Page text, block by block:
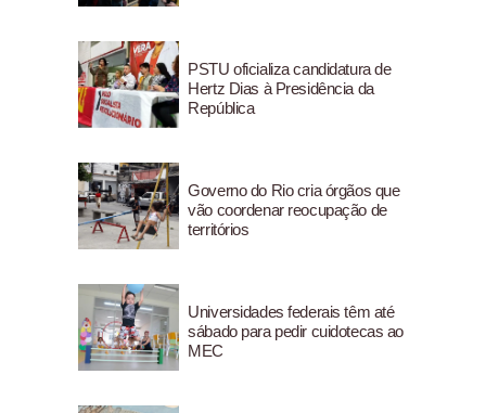
PSTU oficializa candidatura de
Hertz Dias à Presidência da
República
Governo do Rio cria órgãos que
vão coordenar reocupação de
territórios
Universidades federais têm até
sábado para pedir cuidotecas ao
MEC